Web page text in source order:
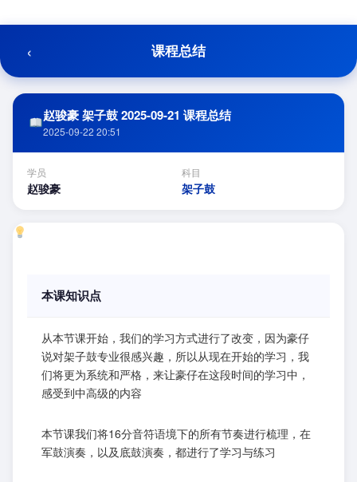
至
容
‹ 课程总结
赵骏豪 架子鼓 2025-09-21 课程总结
2025-09-22 20:51
学员
赵骏豪
科目
架子鼓
本课知识点
从本节课开始，我们的学习方式进行了改变，因为豪仔
说对架子鼓专业很感兴趣，所以从现在开始的学习，我
们将更为系统和严格，来让豪仔在这段时间的学习中，
感受到中高级的内容
本节课我们将16分音符语境下的所有节奏进行梳理，在
军鼓演奏，以及底鼓演奏，都进行了学习与练习